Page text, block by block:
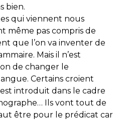
bien.
qui viennent nous
même pas compris de
que l’on va inventer de
Mais il n’est
de changer le
Certains croient
introduit dans le cadre
Ils vont tout de
être pour le prédicat car